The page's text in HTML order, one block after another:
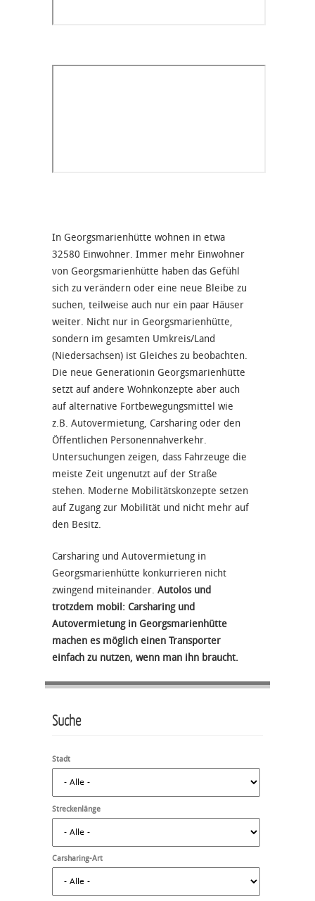
In Georgsmarienhütte wohnen in etwa
32580 Einwohner. Immer mehr Einwohner
von Georgsmarienhütte haben das Gefühl
sich zu verändern oder eine neue Bleibe zu
suchen, teilweise auch nur ein paar Häuser
weiter. Nicht nur in Georgsmarienhütte,
sondern im gesamten Umkreis/Land
(Niedersachsen) ist Gleiches zu beobachten.
Die neue Generationin Georgsmarienhütte
setzt auf andere Wohnkonzepte aber auch
auf alternative Fortbewegungsmittel wie
z.B. Autovermietung, Carsharing oder den
Öffentlichen Personennahverkehr.
Untersuchungen zeigen, dass Fahrzeuge die
meiste Zeit ungenutzt auf der Straße
stehen. Moderne Mobilitätskonzepte setzen
auf Zugang zur Mobilität und nicht mehr auf
den Besitz.
Carsharing und Autovermietung in
Georgsmarienhütte konkurrieren nicht
zwingend miteinander. Autolos und
trotzdem mobil: Carsharing und
Autovermietung in Georgsmarienhütte
machen es möglich einen Transporter
einfach zu nutzen, wenn man ihn braucht.
Suche
Stadt
Streckenlänge
Carsharing-Art